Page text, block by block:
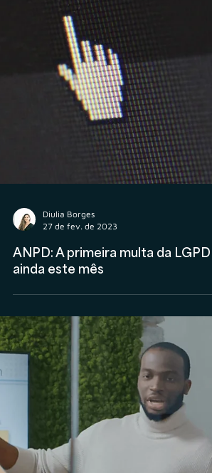
Diulia Borges
27 de fev. de 2023
ANPD: A primeira multa da
ainda este mês